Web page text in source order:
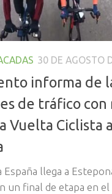
30 DE AGOSTO
informa de
de tráfico con
Vuelta Ciclista
España llega a
un final de etapa en